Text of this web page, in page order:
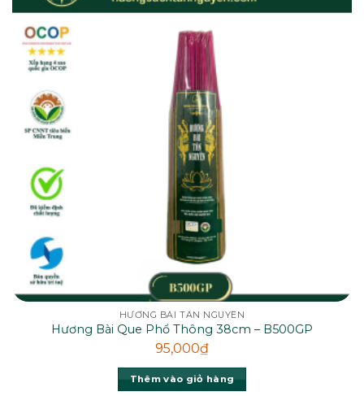
HƯƠNG BÀI TÂN NGUYÊN
Hương Bài Que Phổ Thông 38cm – B500GP
95,000₫
Thêm vào giỏ hàng